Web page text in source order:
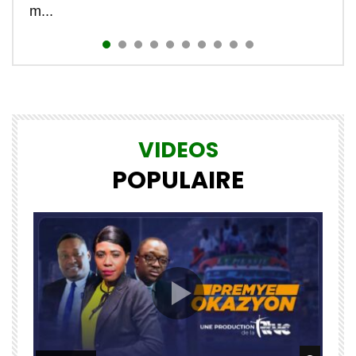
m...
VIDEOS
POPULAIRE